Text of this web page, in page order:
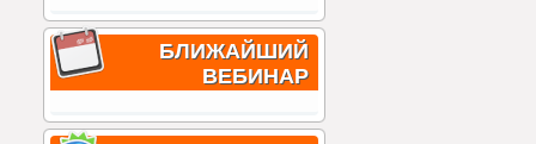
БЛИЖАЙШИЙ
ВЕБИНАР